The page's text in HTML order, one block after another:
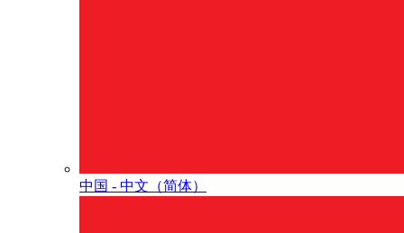
中国 - 中⽂（简体）